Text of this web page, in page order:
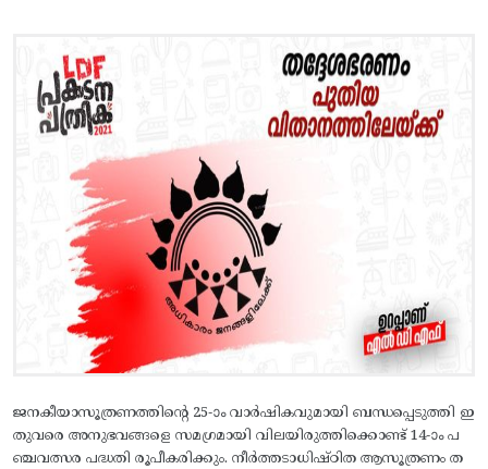
ജനകീയാസൂത്രണത്തിന്റെ 25-ാം വാര്‍ഷികവുമായി ബന്ധപ്പെടുത്തി ഇ
തുവരെ അനുഭവങ്ങളെ സമഗ്രമായി വിലയിരുത്തിക്കൊണ്ട് 14-ാം പ
ഞ്ചവത്സര പദ്ധതി രൂപീകരിക്കും. നീര്‍ത്തടാധിഷ്ഠിത ആസൂത്രണം ത